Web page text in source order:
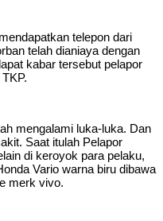
telepon dari
telah dianiaya dengan
kabar tersebut pelapor
mengalami luka-luka. Dan
Saat itulah Pelapor
di keroyok para pelaku,
Vario warna biru dibawa
merk vivo.